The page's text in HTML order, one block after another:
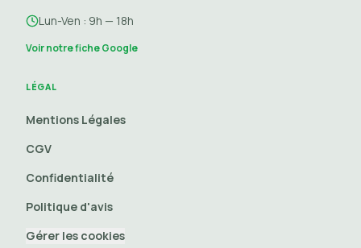
Lun-Ven : 9h — 18h
Voir notre fiche Google
LÉGAL
Mentions Légales
CGV
Confidentialité
Politique d'avis
Gérer les cookies